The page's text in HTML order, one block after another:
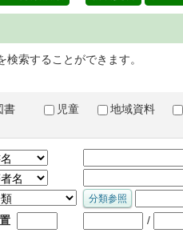
索することができます。
書 児童
地域資料
/